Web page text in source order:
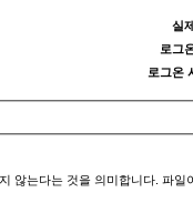
실
로그
로그온
않는다는 것을 의미합니다. 파